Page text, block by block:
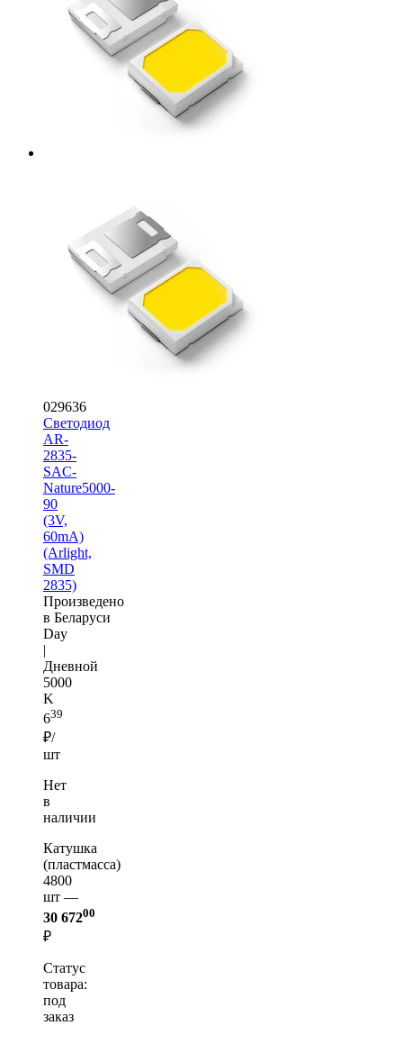
029636
Светодиод
AR-
2835-
SAC-
Nature5000-
90
(3V,
60mA)
(Arlight,
SMD
2835)
Произведено
в Беларуси
Day
|
Дневной
5000
K
639
₽/
шт
Нет
в
наличии
Катушка
(пластмасса)
4800
шт —
30 67200
₽
Статус
товара:
под
заказ